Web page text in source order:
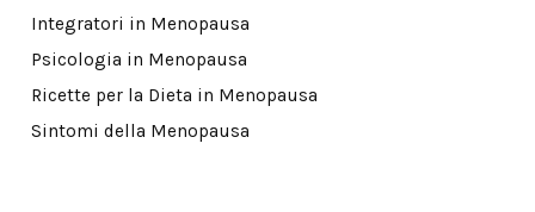
Integratori in Menopausa
Psicologia in Menopausa
Ricette per la Dieta in Menopausa
Sintomi della Menopausa